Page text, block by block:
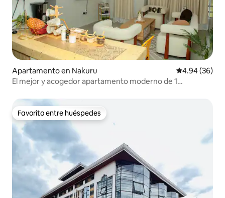
Apartamento en Nakuru Calificación
4.94 (36)
El mejor y acogedor apartamento moderno de 1
Favorito entre huéspedes
Favorito entre huéspedes